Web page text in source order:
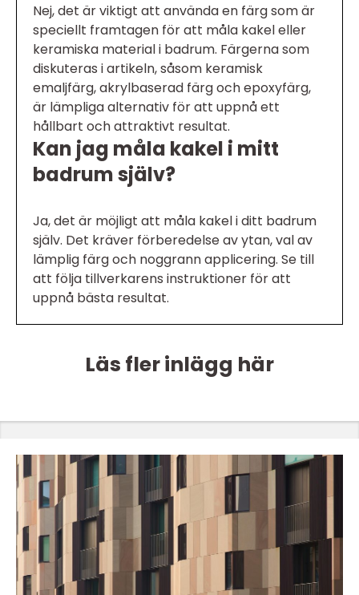
Nej, det är viktigt att använda en färg som är
speciellt framtagen för att måla kakel eller
keramiska material i badrum. Färgerna som
diskuteras i artikeln, såsom keramisk
emaljfärg, akrylbaserad färg och epoxyfärg,
är lämpliga alternativ för att uppnå ett
hållbart och attraktivt resultat.
Kan jag måla kakel i mitt
badrum själv?
Ja, det är möjligt att måla kakel i ditt badrum
själv. Det kräver förberedelse av ytan, val av
lämplig färg och noggrann applicering. Se till
att följa tillverkarens instruktioner för att
uppnå bästa resultat.
Läs fler inlägg här